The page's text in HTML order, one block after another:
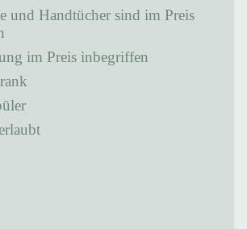
im Preis inbegriffen